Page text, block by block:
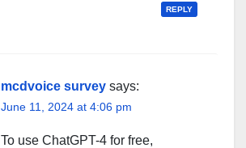
REPLY
mcdvoice survey says:
June 11, 2024 at 4:06 pm
To use ChatGPT-4 for free,